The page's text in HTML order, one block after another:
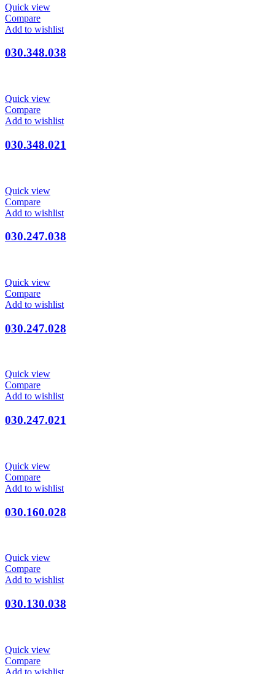
Quick view
Compare
Add to wishlist
030.348.038
Quick view
Compare
Add to wishlist
030.348.021
Quick view
Compare
Add to wishlist
030.247.038
Quick view
Compare
Add to wishlist
030.247.028
Quick view
Compare
Add to wishlist
030.247.021
Quick view
Compare
Add to wishlist
030.160.028
Quick view
Compare
Add to wishlist
030.130.038
Quick view
Compare
Add to wishlist